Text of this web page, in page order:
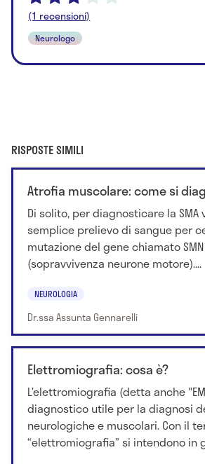
(1 recensioni)
Neurologo
RISPOSTE SIMILI
Atrofia muscolare: come si
Di solito, per diagnosticare la
semplice prelievo di sangue per
mutazione del gene chiamato
(sopravvivenza neurone motore)....
NEUROLOGIA
Dr.ssa Assunta Gennarelli
Elettromiografia: cosa è?
L’elettromiografia (detta anche
diagnostico utile per la diagnosi
neurologiche e muscolari. Con il
“elettromiografia” si intendono in